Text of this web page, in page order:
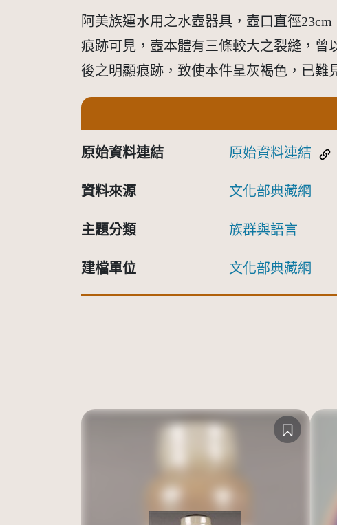
阿美族運水用之水壺器具，壺口直徑
痕跡可見，壺本體有三條較大之裂縫，
後之明顯痕跡，致使本件呈灰褐色，已難
原始資料連結 原始資料連結
資料來源 文化部典藏網
主題分類 族群與語言
建檔單位 文化部典藏網